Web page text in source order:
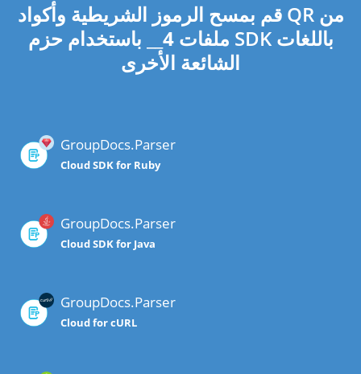
قم بمسح الرموز الشريطية وأكواد QR من
ملفات4 __ باستخدام حزم SDK باللغات
الشائعة الأخرى
GroupDocs.Parser
Cloud SDK for Ruby
GroupDocs.Parser
Cloud SDK for Java
GroupDocs.Parser
Cloud for cURL